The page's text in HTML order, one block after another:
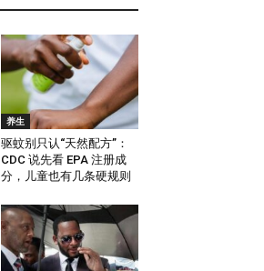
养生
驱蚊别只认“天然配方”：
CDC 说先看 EPA 注册成
分，儿童也有几条硬规则